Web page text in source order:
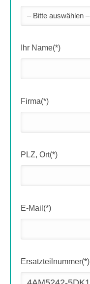
Ihr Name(*)
Firma(*)
PLZ, Ort(*)
E-Mail(*)
Ersatzteilnummer(*)